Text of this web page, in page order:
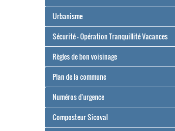
Urbanisme
Sécurité - Opération Tranquillité Vacances
Règles de bon voisinage
Plan de la commune
Numéros d'urgence
Composteur Sicoval